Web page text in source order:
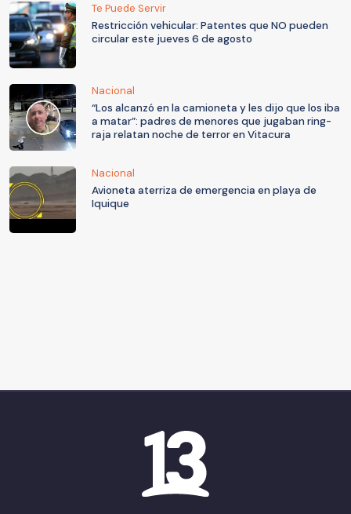
Te Puede Servir
Restricción vehicular: Patentes que NO pueden
circular este jueves 6 de agosto
Nacional
“Los alcanzó en la camioneta y les dijo que los iba
a matar”: padres de menores que jugaban ring-
raja relatan noche de terror en Vitacura
Nacional
Avioneta aterriza de emergencia en playa de
Iquique